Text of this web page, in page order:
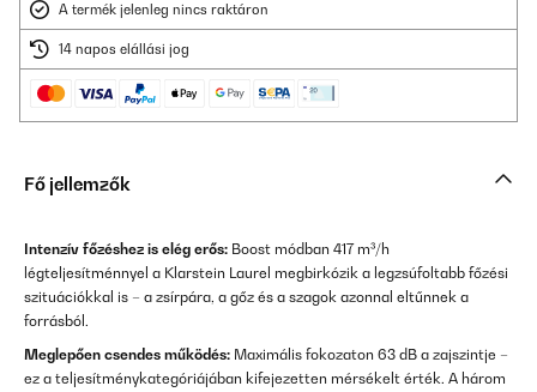
A termék jelenleg nincs raktáron
14 napos elállási jog
Fő jellemzők
Intenzív főzéshez is elég erős: Boost módban 417 m³/h
légteljesítménnyel a Klarstein Laurel megbirkózik a legzsúfoltabb főzési
szituációkkal is – a zsírpára, a gőz és a szagok azonnal eltűnnek a
forrásból.
Meglepően csendes működés: Maximális fokozaton 63 dB a zajszintje –
ez a teljesítménykategóriájában kifejezetten mérsékelt érték. A három